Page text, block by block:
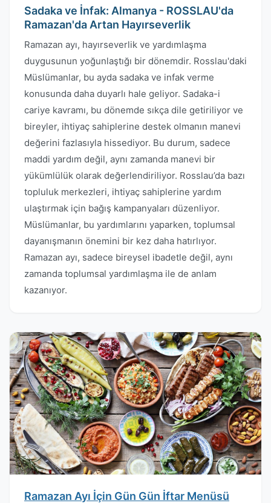
Sadaka ve İnfak: Almanya - ROSSLAU'da
Ramazan'da Artan Hayırseverlik
Ramazan ayı, hayırseverlik ve yardımlaşma
duygusunun yoğunlaştığı bir dönemdir. Rosslau'daki
Müslümanlar, bu ayda sadaka ve infak verme
konusunda daha duyarlı hale geliyor. Sadaka-i
cariye kavramı, bu dönemde sıkça dile getiriliyor ve
bireyler, ihtiyaç sahiplerine destek olmanın manevi
değerini fazlasıyla hissediyor. Bu durum, sadece
maddi yardım değil, aynı zamanda manevi bir
yükümlülük olarak değerlendiriliyor. Rosslau’da bazı
topluluk merkezleri, ihtiyaç sahiplerine yardım
ulaştırmak için bağış kampanyaları düzenliyor.
Müslümanlar, bu yardımlarını yaparken, toplumsal
dayanışmanın önemini bir kez daha hatırlıyor.
Ramazan ayı, sadece bireysel ibadetle değil, aynı
zamanda toplumsal yardımlaşma ile de anlam
kazanıyor.
Ramazan Ayı İçin Gün Gün İftar Menüsü